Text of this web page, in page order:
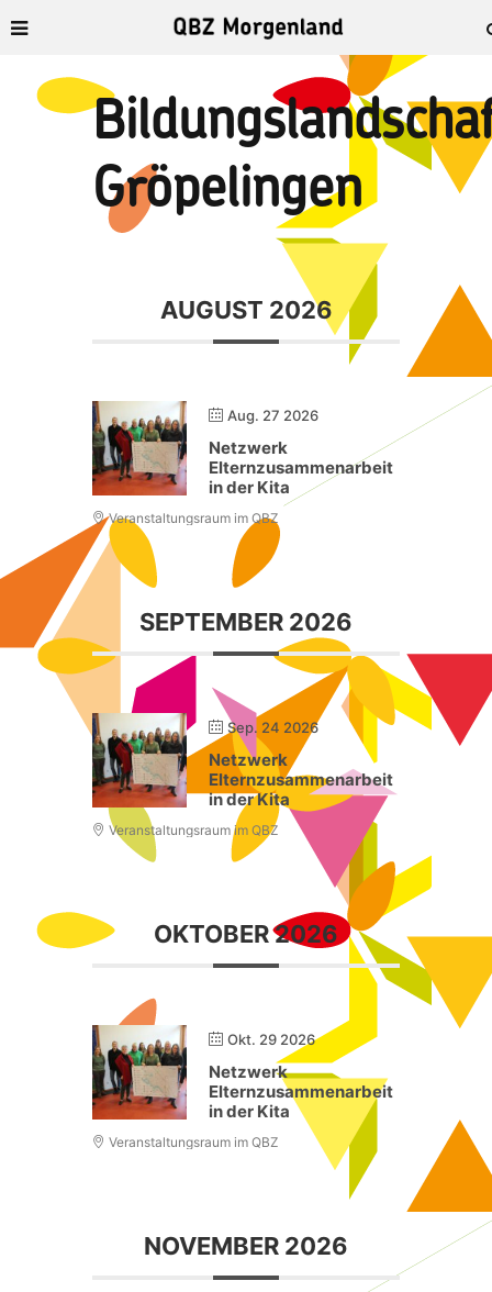
Gröpelingen
AUGUST 2026
Aug. 27 2026
Netzwerk
Elternzusammenarbeit
in der Kita
Veranstaltungsraum im QBZ
SEPTEMBER 2026
Sep. 24 2026
Netzwerk
Elternzusammenarbeit
in der Kita
Veranstaltungsraum im QBZ
OKTOBER 2026
Okt. 29 2026
Netzwerk
Elternzusammenarbeit
in der Kita
Veranstaltungsraum im QBZ
NOVEMBER 2026